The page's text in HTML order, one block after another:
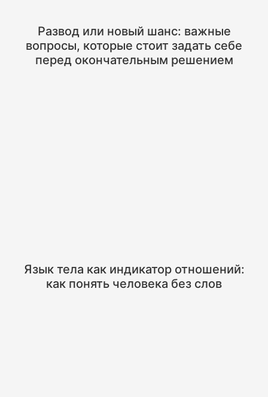
Развод или новый шанс: важные
вопросы, которые стоит задать себе
перед окончательным решением
Язык тела как индикатор отношений:
как понять человека без слов